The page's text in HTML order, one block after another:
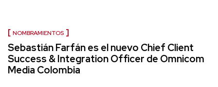
NOMBRAMIENTOS
Sebastián Farfán es el nuevo Chief Client
Success & Integration Officer de Omnicom
Media Colombia